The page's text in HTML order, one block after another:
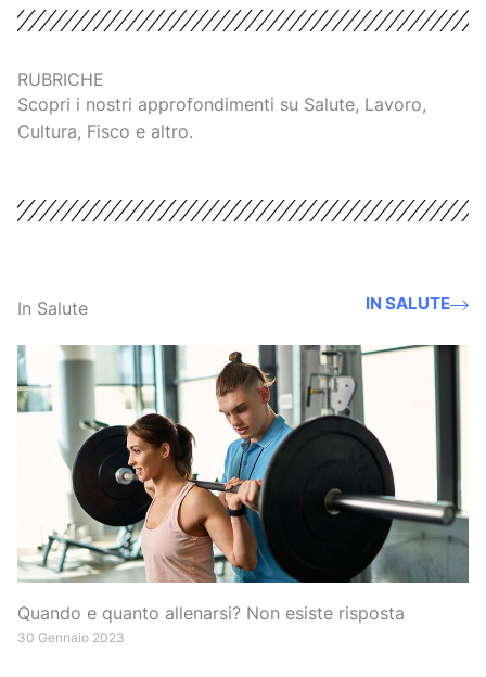
RUBRICHE
Scopri i nostri approfondimenti su Salute, Lavoro,
Cultura, Fisco e altro.
In Salute IN SALUTE
Quando e quanto allenarsi? Non esiste risposta
30 Gennaio 2023